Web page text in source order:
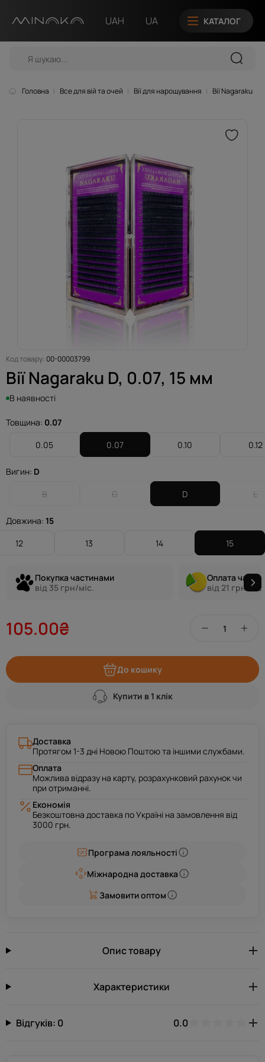
UAH UA КАТАЛОГ
Головна Все для вій та очей Вії для нарощування Вії Nagaraku
Код товару: 00-00003799
Вії Nagaraku D, 0.07, 15 мм
В наявності
Товщина: 0.07
0.05
0.07 0.10 0.12
Вигин: D
B
C D L
Довжина: 15
12
13 14 15
Покупка частинами
від 35 грн/міс.
Оплата
від 21 грн/міс.
105.00₴
До кошику
Купити в 1 клік
Доставка
Протягом 1-3 дні Новою Поштою та іншими службами.
Оплата
Можлива відразу на карту, розрахунковий рахунок чи
при отриманні.
Економія
Безкоштовна доставка по Україні на замовлення від
3000 грн.
Програма лояльності
Міжнародна доставка
Замовити оптом
Опис товару
Характеристики
Відгуків: 0 0.0